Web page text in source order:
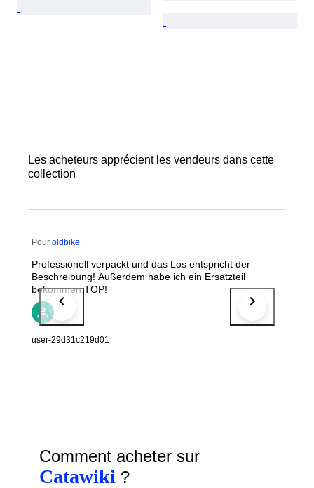
Les acheteurs apprécient les vendeurs dans cette
collection
Pour oldbike
Professionell verpackt und das Los entspricht der
Beschreibung! Außerdem habe ich ein Ersatzteil
bekommen.TOP!
user-29d31c219d01
Comment acheter sur
Catawiki ?